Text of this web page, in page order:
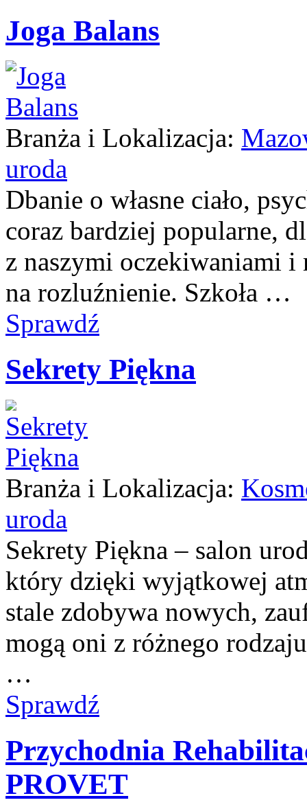
Joga Balans
Branża i Lokalizacja:
uroda
Dbanie o własne ciało,
coraz bardziej popularne,
z naszymi oczekiwaniami
na rozluźnienie. Szkoła …
Sprawdź
Sekrety Piękna
Branża i Lokalizacja:
uroda
Sekrety Piękna – salon
który dzięki wyjątkowej
stale zdobywa nowych,
mogą oni z różnego
…
Sprawdź
Przychodnia
PROVET